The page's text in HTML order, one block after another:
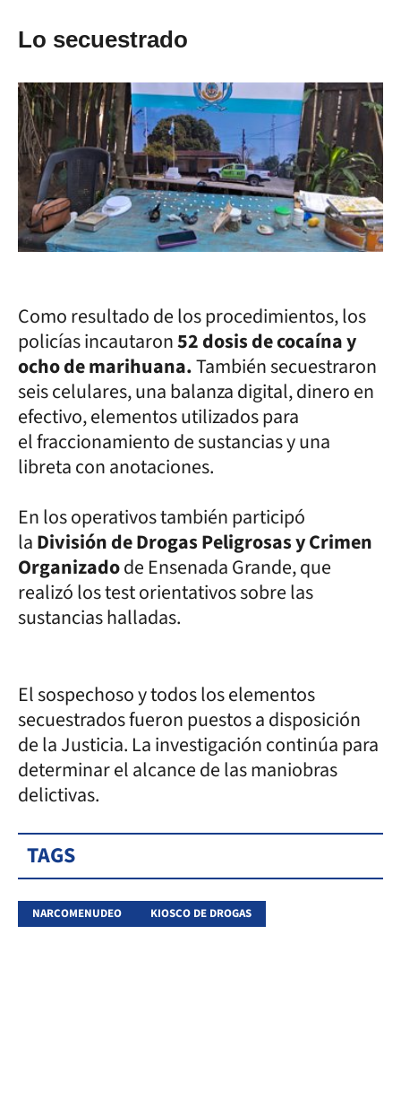
Lo secuestrado
Como resultado de los procedimientos, los
policías incautaron52 dosis de cocaína y
ocho de marihuana.También secuestraron
seis celulares, una balanza digital, dinero en
efectivo, elementos utilizados para
el fraccionamiento de sustancias y una
libreta con anotaciones.
En los operativos también participó
laDivisión de Drogas Peligrosas y Crimen
Organizadode Ensenada Grande, que
realizó los test orientativos sobre las
sustancias halladas.
El sospechoso y todos los elementos
secuestrados fueron puestos a disposición
de la Justicia. La investigación continúa para
determinar el alcance de las maniobras
delictivas.
TAGS
NARCOMENUDEO KIOSCO DE DROGAS